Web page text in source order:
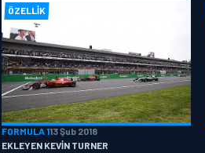
ÖZELLIK
FORMULA 113 Şub 2018
EKLEYEN KEVIN TURNER